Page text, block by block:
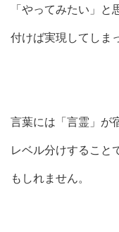
「やってみたい」
付けば実現してしま
言葉には「言霊」が
レベル分けすること
もしれません。